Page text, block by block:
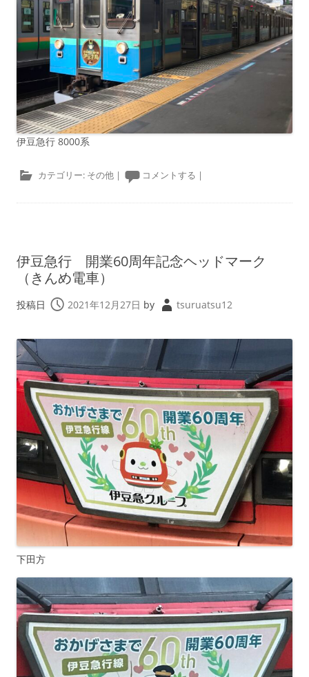
伊豆急行 8000系
カテゴリー: その他 | コメントする |
伊豆急行 開業60周年記念ヘッドマーク
（きんめ電車）
投稿日 2021年12月27日 by tsuruatsu12
下田方